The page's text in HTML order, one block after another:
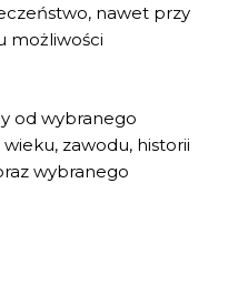
nawet przy
możliwości
od wybranego
zawodu, historii
wybranego